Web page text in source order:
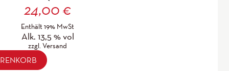
24,00€
Enthält 19% MwSt
Alk. 13,5 % vol
zzgl. Versand